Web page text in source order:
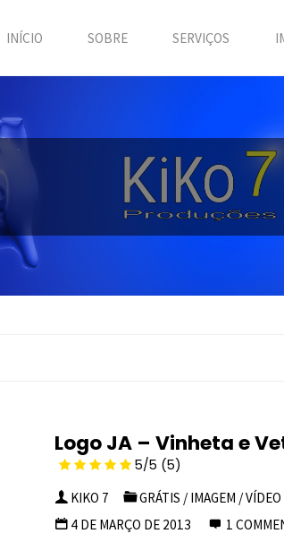
INÍCIO SOBRE SERVIÇOS
Logo JA – Vinheta e
5/5 (5)
KIKO 7 GRÁTIS / IMAGEM /VÍDEO
4 DE MARÇO DE 2013
1